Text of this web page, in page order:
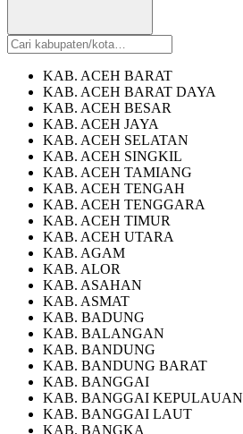
KAB. ACEH BARAT
KAB. ACEH BARAT DAYA
KAB. ACEH BESAR
KAB. ACEH JAYA
KAB. ACEH SELATAN
KAB. ACEH SINGKIL
KAB. ACEH TAMIANG
KAB. ACEH TENGAH
KAB. ACEH TENGGARA
KAB. ACEH TIMUR
KAB. ACEH UTARA
KAB. AGAM
KAB. ALOR
KAB. ASAHAN
KAB. ASMAT
KAB. BADUNG
KAB. BALANGAN
KAB. BANDUNG
KAB. BANDUNG BARAT
KAB. BANGGAI
KAB. BANGGAI KEPULAUAN
KAB. BANGGAI LAUT
KAB. BANGKA